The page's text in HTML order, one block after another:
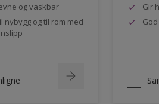
og vaskbar
nybygg og til rom med
Gir